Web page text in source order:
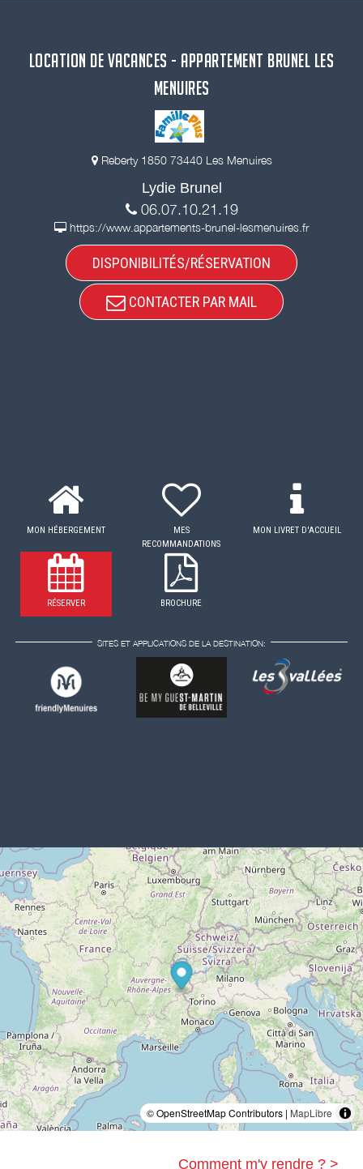
LOCATION DE VACANCES - APPARTEMENT BRUNEL LES
MENUIRES
Reberty 1850 73440 Les Menuires
Lydie Brunel
06.07.10.21.19
https://www.appartements-brunel-lesmenuires.fr
DISPONIBILITÉS/RÉSERVATION
CONTACTER PAR MAIL
MON HÉBERGEMENT
MES
RECOMMANDATIONS
MON LIVRET D'ACCUEIL
RÉSERVER BROCHURE
SITES ET APPLICATIONS DE LA DESTINATION:
© OpenStreetMap Contributors | MapLibre
Comment m'y rendre ? >